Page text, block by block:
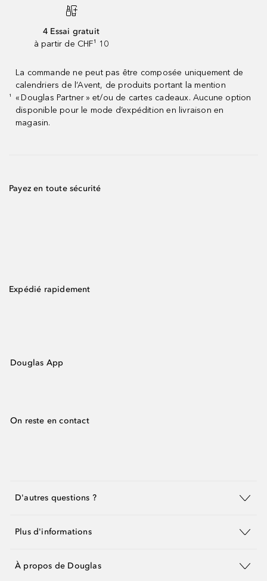
4 Essai gratuit
à partir de CHF¹ 10
¹
La commande ne peut pas être composée uniquement de
calendriers de l’Avent, de produits portant la mention
« Douglas Partner » et/ou de cartes cadeaux. Aucune option
disponible pour le mode d’expédition en livraison en
magasin.
Payez en toute sécurité
Expédié rapidement
Douglas App
On reste en contact
D'autres questions ?
Plus d'informations
À propos de Douglas